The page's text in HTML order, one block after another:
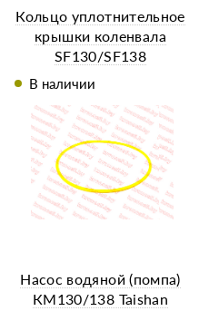
Кольцо уплотнительное
крышки коленвала
SF130/SF138
В наличии
Насос водяной (помпа)
КМ130/138 Taishan